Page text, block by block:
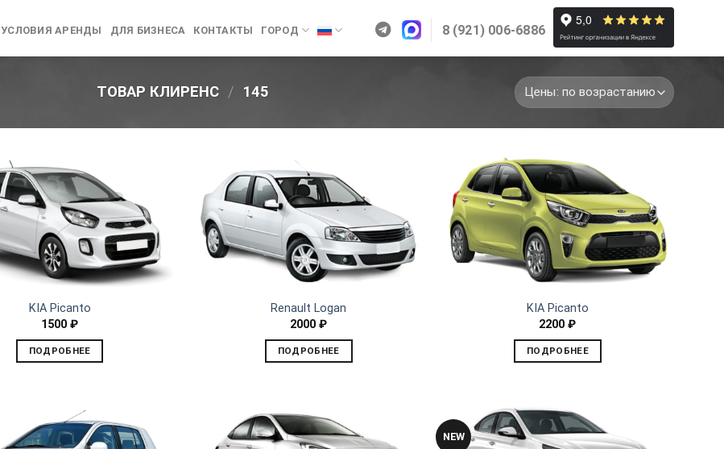
УСЛОВИЯ АРЕНДЫ ДЛЯ БИЗНЕСА КОНТАКТЫ ГОРОД 8 (921) 006-6886
ТОВАР КЛИРЕНС / 145
KIA Picanto
1500₽
ПОДРОБНЕЕ
Renault Logan
2000₽
ПОДРОБНЕЕ
KIA Picanto
2200₽
ПОДРОБНЕЕ
NEW